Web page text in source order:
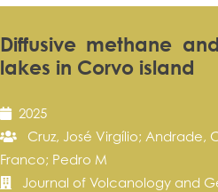
Diffusive methane
lakes in Corvo island
2025
Cruz, José Virgílio; Andrade,
Franco; Pedro M
Journal of Volcanology and